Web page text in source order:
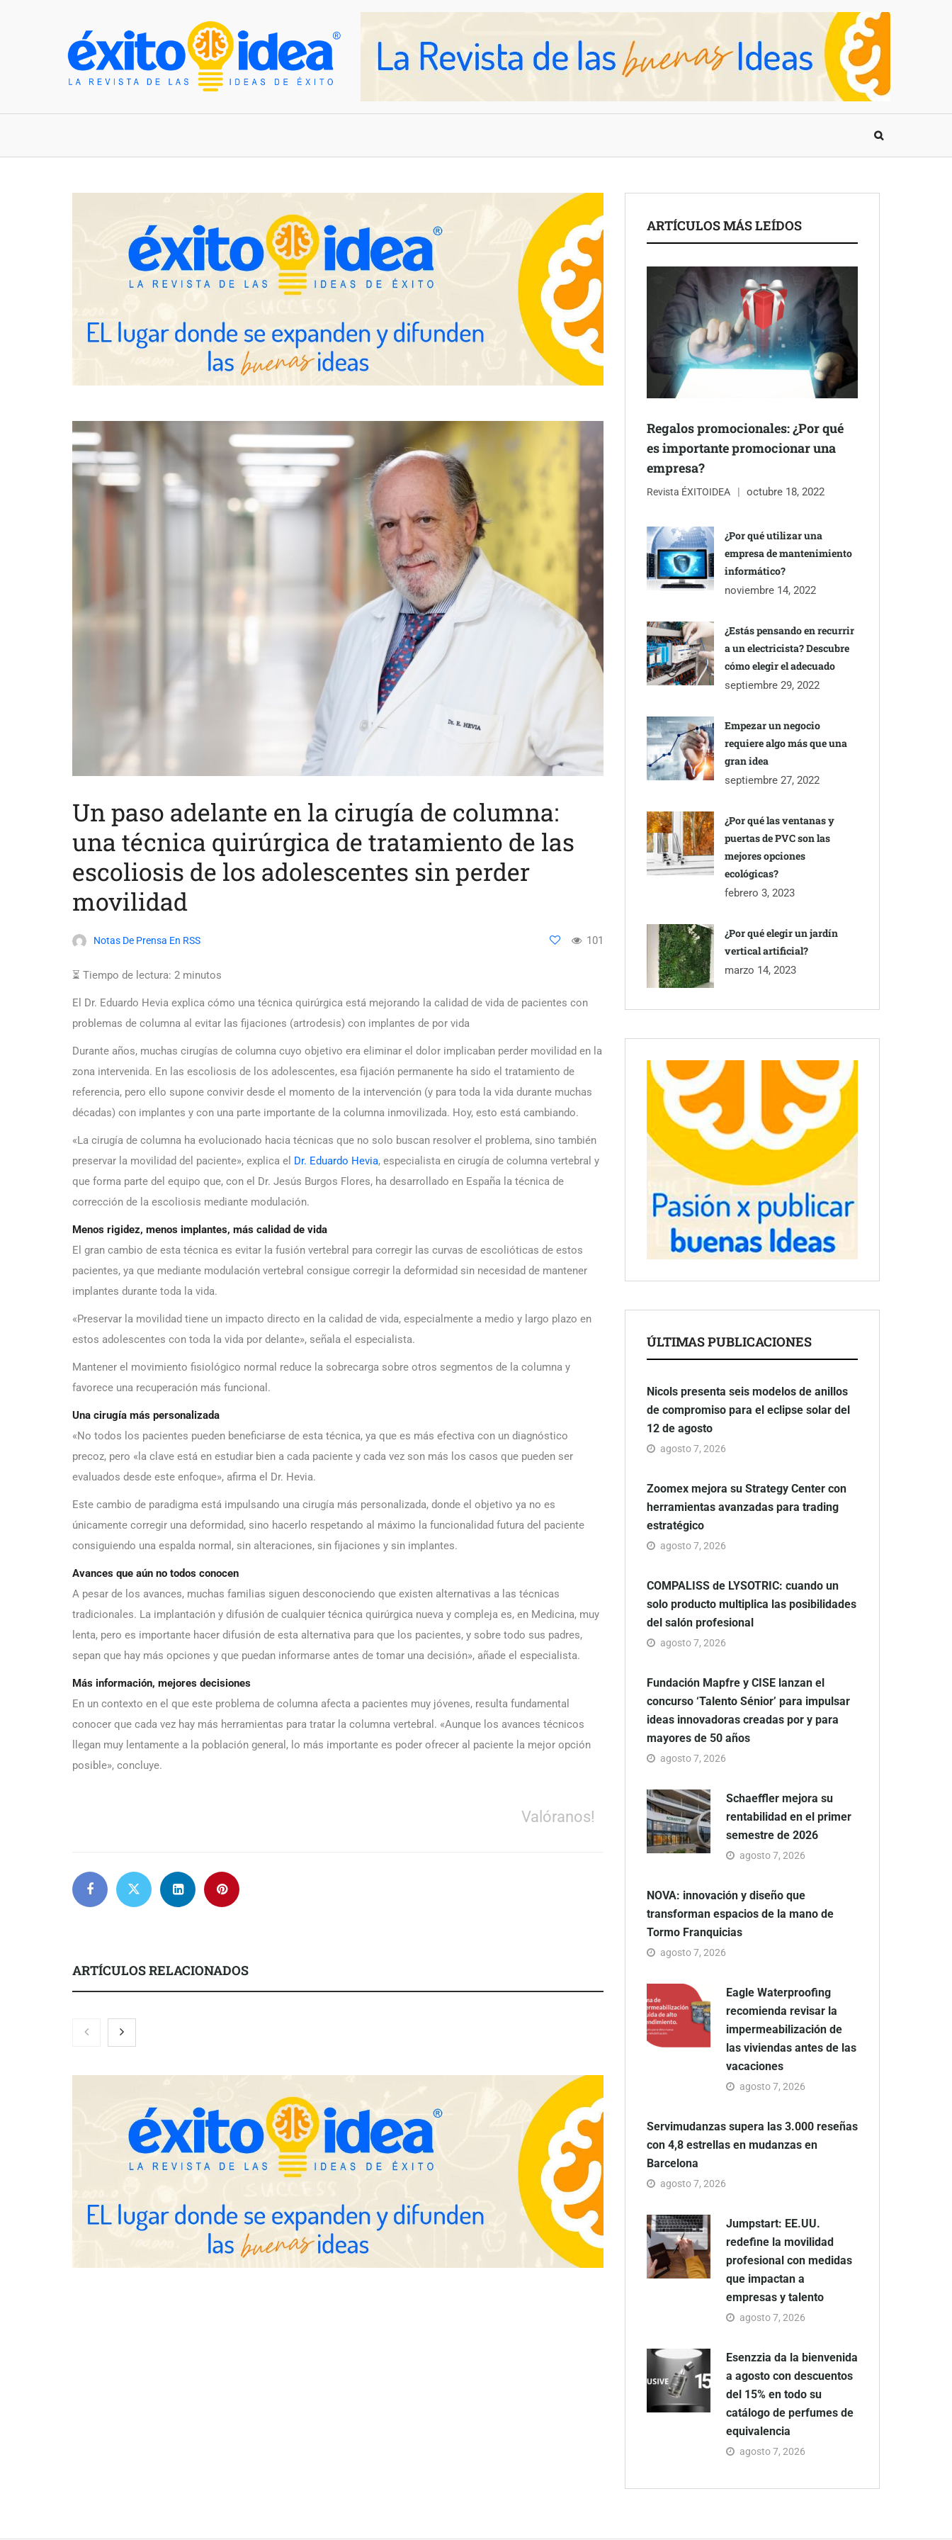
Un paso adelante en la cirugía de columna:
una técnica quirúrgica de tratamiento de las
escoliosis de los adolescentes sin perder
movilidad
Notas De Prensa En RSS 101
⏳ Tiempo de lectura: 2 minutos
El Dr. Eduardo Hevia explica cómo una técnica quirúrgica está mejorando la calidad de vida de pacientes con
problemas de columna al evitar las fijaciones (artrodesis) con implantes de por vida
Durante años, muchas cirugías de columna cuyo objetivo era eliminar el dolor implicaban perder movilidad en la
zona intervenida. En las escoliosis de los adolescentes, esa fijación permanente ha sido el tratamiento de
referencia, pero ello supone convivir desde el momento de la intervención (y para toda la vida durante muchas
décadas) con implantes y con una parte importante de la columna inmovilizada. Hoy, esto está cambiando.
«La cirugía de columna ha evolucionado hacia técnicas que no solo buscan resolver el problema, sino también
preservar la movilidad del paciente», explica el Dr. Eduardo Hevia, especialista en cirugía de columna vertebral y
que forma parte del equipo que, con el Dr. Jesús Burgos Flores, ha desarrollado en España la técnica de
corrección de la escoliosis mediante modulación.
Menos rigidez, menos implantes, más calidad de vida
El gran cambio de esta técnica es evitar la fusión vertebral para corregir las curvas de escolióticas de estos
pacientes, ya que mediante modulación vertebral consigue corregir la deformidad sin necesidad de mantener
implantes durante toda la vida.
«Preservar la movilidad tiene un impacto directo en la calidad de vida, especialmente a medio y largo plazo en
estos adolescentes con toda la vida por delante», señala el especialista.
Mantener el movimiento fisiológico normal reduce la sobrecarga sobre otros segmentos de la columna y
favorece una recuperación más funcional.
Una cirugía más personalizada
«No todos los pacientes pueden beneficiarse de esta técnica, ya que es más efectiva con un diagnóstico
precoz, pero «la clave está en estudiar bien a cada paciente y cada vez son más los casos que pueden ser
evaluados desde este enfoque», afirma el Dr. Hevia.
Este cambio de paradigma está impulsando una cirugía más personalizada, donde el objetivo ya no es
únicamente corregir una deformidad, sino hacerlo respetando al máximo la funcionalidad futura del paciente
consiguiendo una espalda normal, sin alteraciones, sin fijaciones y sin implantes.
Avances que aún no todos conocen
A pesar de los avances, muchas familias siguen desconociendo que existen alternativas a las técnicas
tradicionales. La implantación y difusión de cualquier técnica quirúrgica nueva y compleja es, en Medicina, muy
lenta, pero es importante hacer difusión de esta alternativa para que los pacientes, y sobre todo sus padres,
sepan que hay más opciones y que puedan informarse antes de tomar una decisión», añade el especialista.
Más información, mejores decisiones
En un contexto en el que este problema de columna afecta a pacientes muy jóvenes, resulta fundamental
conocer que cada vez hay más herramientas para tratar la columna vertebral. «Aunque los avances técnicos
llegan muy lentamente a la población general, lo más importante es poder ofrecer al paciente la mejor opción
posible», concluye.
Valóranos!
ARTÍCULOS RELACIONADOS
Nicols presenta seis modelos de
anillos de compromiso para el
Fundación Mapfre y CISE lanzan
el concurso ‘Talento Sénior’ para
impulsar ideas innovadoras
creadas por y para mayores de 50
Schaeffler mejora su rentabilidad
en el primer semestre de 2026
NOVA: innovación y diseño que
transforman espacios de la mano
de Tormo Franquicias
ARTÍCULOS MÁS LEÍDOS
Regalos promocionales: ¿Por qué
es importante promocionar una
empresa?
Revista ÉXITOIDEA octubre 18, 2022
¿Por qué utilizar una
empresa de mantenimiento
informático?
noviembre 14, 2022
¿Estás pensando en recurrir
a un electricista? Descubre
cómo elegir el adecuado
septiembre 29, 2022
Empezar un negocio
requiere algo más que una
gran idea
septiembre 27, 2022
¿Por qué las ventanas y
puertas de PVC son las
mejores opciones
ecológicas?
febrero 3, 2023
¿Por qué elegir un jardín
vertical artificial?
marzo 14, 2023
ÚLTIMAS PUBLICACIONES
Nicols presenta seis modelos de anillos
de compromiso para el eclipse solar del
12 de agosto
agosto 7, 2026
Zoomex mejora su Strategy Center con
herramientas avanzadas para trading
estratégico
agosto 7, 2026
COMPALISS de LYSOTRIC: cuando un
solo producto multiplica las posibilidades
del salón profesional
agosto 7, 2026
Fundación Mapfre y CISE lanzan el
concurso ‘Talento Sénior’ para impulsar
ideas innovadoras creadas por y para
mayores de 50 años
agosto 7, 2026
Schaeffler mejora su
rentabilidad en el primer
semestre de 2026
agosto 7, 2026
NOVA: innovación y diseño que
transforman espacios de la mano de
Tormo Franquicias
agosto 7, 2026
Eagle Waterproofing
recomienda revisar la
impermeabilización de
las viviendas antes de las
vacaciones
agosto 7, 2026
Servimudanzas supera las 3.000 reseñas
con 4,8 estrellas en mudanzas en
Barcelona
agosto 7, 2026
Jumpstart: EE.UU.
redefine la movilidad
profesional con medidas
que impactan a
empresas y talento
agosto 7, 2026
Esenzzia da la bienvenida
a agosto con descuentos
del 15% en todo su
catálogo de perfumes de
equivalencia
agosto 7, 2026